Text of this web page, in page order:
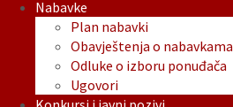
Nabavke
Plan nabavki
Obavještenja o nabavkama
Odluke o izboru ponuđača
Ugovori